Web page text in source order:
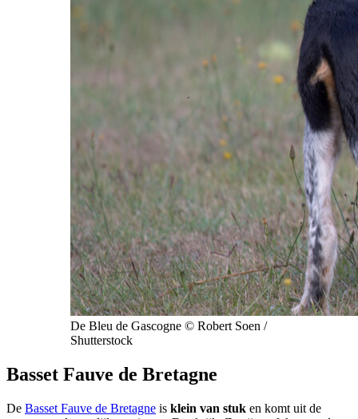
De Bleu de Gascogne © Robert Soen /
Shutterstock
Basset Fauve de Bretagne
De Basset Fauve de Bretagne is klein van stuk en komt uit de